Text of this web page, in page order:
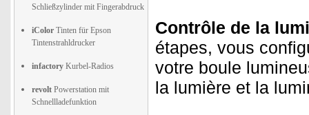
Schließzylinder mit Fingerabdruck
iColor Tinten für Epson
Tintenstrahldrucker
infactory Kurbel-Radios
revolt Powerstation mit
Schnellladefunktion
Contrôle de la
étapes, vous
votre boule
la lumière et la